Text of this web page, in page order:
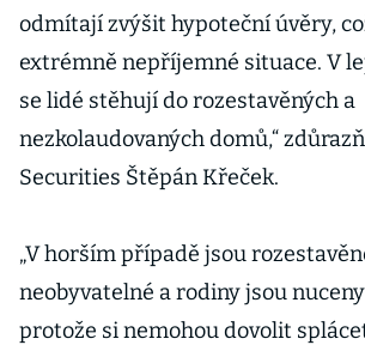
odmítají zvýšit hypoteční úvěry,
extrémně nepříjemné situace. V
se lidé stěhují do rozestavěných a
nezkolaudovaných domů,“
Securities Štěpán Křeček.
„V horším případě jsou
neobyvatelné a rodiny jsou
protože si nemohou dovolit